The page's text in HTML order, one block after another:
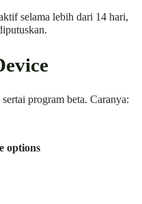
selama lebih dari 14 hari,
program beta. Caranya:
options